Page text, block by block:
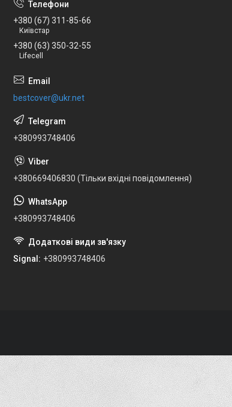
+380 (67) 311-85-66
Київстар
+380 (63) 350-32-55
Lifecell
bestcover@ukr.net
+380993748406
+380669406830 (Тільки вхідні повідомлення)
+380993748406
Signal +380993748406